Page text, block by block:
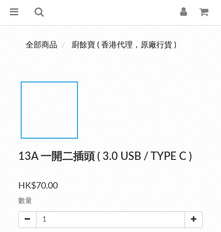
全部商品 廚餘寶 ( 香港代理，原廠行貨 )
13A 一開二插頭 ( 3.0 USB / TYPE C )
HK$70.00
數量